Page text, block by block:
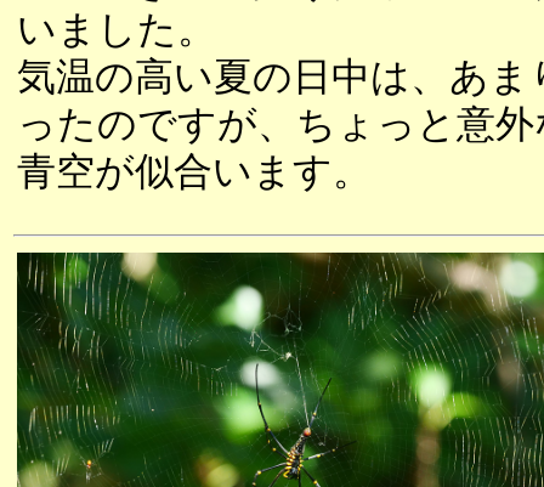
いました。
気温の高い夏の日中は、あ
ったのですが、ちょっと意
青空が似合います。